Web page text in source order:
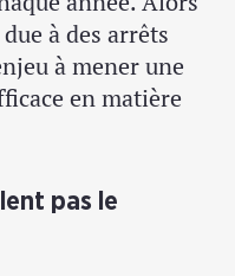
à des arrêts
à mener une
en matière
pas le